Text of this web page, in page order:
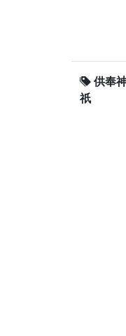
供奉
祇